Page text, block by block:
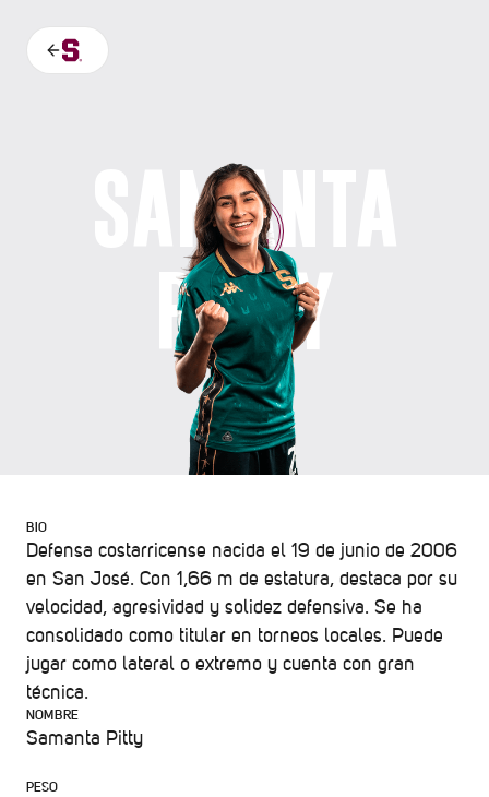
SAMANTA
PITTY
21
BIO
Defensa costarricense nacida el 19 de junio de 2006
en San José. Con 1,66 m de estatura, destaca por su
velocidad, agresividad y solidez defensiva. Se ha
consolidado como titular en torneos locales. Puede
jugar como lateral o extremo y cuenta con gran
técnica.
NOMBRE
Samanta Pitty
PESO